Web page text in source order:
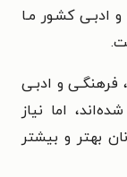
کشـور مـا
و ادبـی
اما نیاز
بهتر و بیشتر